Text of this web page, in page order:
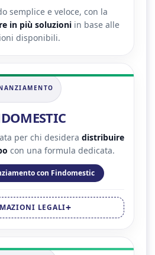
semplice e veloce, con la
in più soluzioni in base alle
disponibili.
per chi desidera distribuire
con una formula dedicata.
con Findomestic
LEGALI